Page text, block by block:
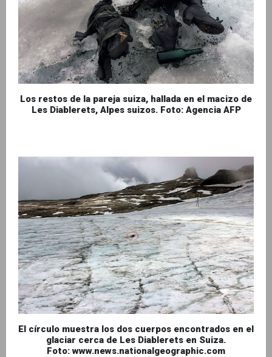
Los restos de la pareja suiza, hallada en el macizo de
Les Diablerets, Alpes suizos. Foto: Agencia AFP
El círculo muestra los dos cuerpos encontrados en el
glaciar cerca de Les Diablerets en Suiza.
Foto: www.news.nationalgeographic.com